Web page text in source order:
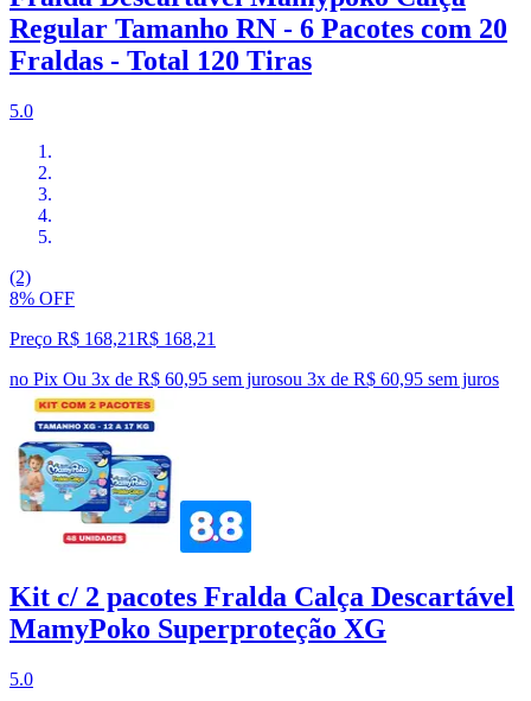
Regular Tamanho RN - 6 Pacotes com 20
Fraldas - Total 120 Tiras
5.0
(2)
8% OFF
Preço R$ 168,21R$ 168,21
no Pix Ou 3x de R$ 60,95 sem jurosou 3x de R$ 60,95 sem juros
Kit c/ 2 pacotes Fralda Calça Descartável
MamyPoko Superproteção XG
5.0